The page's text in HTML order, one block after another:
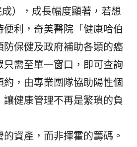
），成長幅度顯著，若想
利，奇美醫院「健康哈伯
防保健及政府補助各類的癌
需至單一窗口，即可查詢
，由專業團隊協助陽性個
健康管理不再是繁瑣的負
資產，而非揮霍的籌碼。